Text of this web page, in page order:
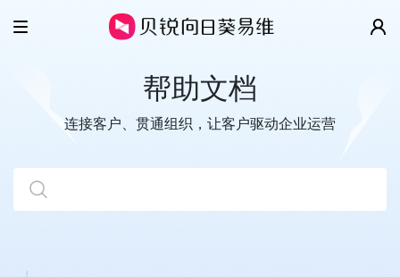
智慧工单
云客服
全渠道
IT/SSC服务台
售后维保
客户案例
价格
帮助文档
连接客户、贯通组织，让客户驱动企业运营